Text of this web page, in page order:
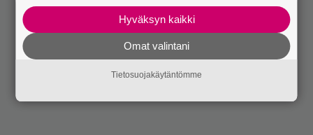
Hyväksyn kaikki
Omat valintani
Tietosuojakäytäntömme